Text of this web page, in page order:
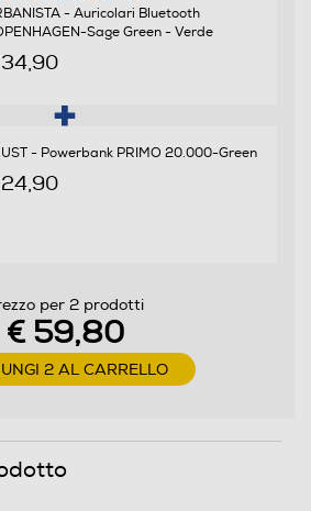
- Auricolari Bluetooth
Sage Green - Verde
- Powerbank PRIMO 20.000-Green
per 2 prodotti
€ 59,80
2 AL CARRELLO